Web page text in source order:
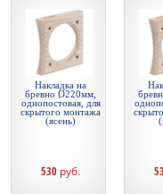
Накладка на
бревно Ø220мм,
однопостовая, для
скрытого монтажа
(ясень)
530 руб.